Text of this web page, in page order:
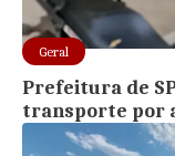
Geral
Prefeitura de
transporte por